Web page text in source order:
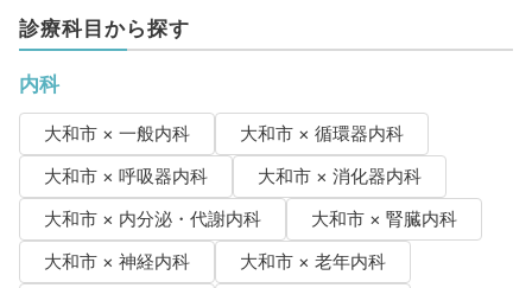
診療科目から探す
内科
大和市 × 一般内科
大和市 × 循環器内科
大和市 × 呼吸器内科
大和市 × 消化器内科
大和市 × 内分泌・代謝内科
大和市 × 腎臓内科
大和市 × 神経内科
大和市 × 老年内科